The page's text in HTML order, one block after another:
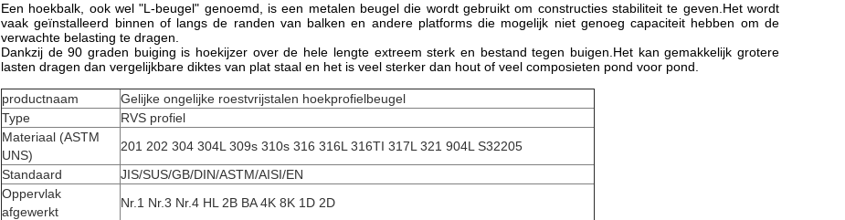
Een hoekbalk, ook wel "L-beugel" genoemd, is een metalen beugel die wordt gebruikt om constructies stabiliteit te geven.Het wordt
vaak geïnstalleerd binnen of langs de randen van balken en andere platforms die mogelijk niet genoeg capaciteit hebben om de
verwachte belasting te dragen.
Dankzij de 90 graden buiging is hoekijzer over de hele lengte extreem sterk en bestand tegen buigen.Het kan gemakkelijk grotere
lasten dragen dan vergelijkbare diktes van plat staal en het is veel sterker dan hout of veel composieten pond voor pond.
productnaam
Gelijke ongelijke roestvrijstalen hoekprofielbeugel
Type
RVS profiel
Materiaal (ASTM
UNS)
201 202 304 304L 309s 310s 316 316L 316TI 317L 321 904L S32205
Standaard
JIS/SUS/GB/DIN/ASTM/AISI/EN
Oppervlak
afgewerkt
Nr.1 Nr.3 Nr.4 HL 2B BA 4K 8K 1D ​​2D